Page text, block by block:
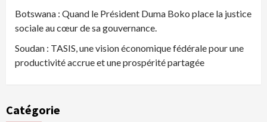
Botswana : Quand le Président Duma Boko place la justice
sociale au cœur de sa gouvernance.
Soudan : TASIS, une vision économique fédérale pour une
productivité accrue et une prospérité partagée
Catégorie